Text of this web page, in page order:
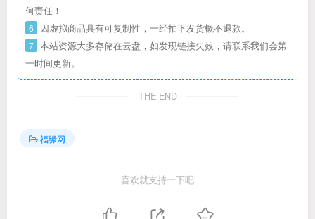
何责任！
6 因虚拟商品具有可复制性，一经拍下发货概不退款。
7 本站资源大多存储在云盘，如发现链接失效，请联系我们会第
一时间更新。
THE END
福缘网
喜欢就支持一下吧